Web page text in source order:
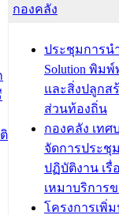
ความเรียบร้อ
องคมนตรี
สำนักทะเบีย
วารินชำราบ
บ้าน ทร.14 แ
ประชาชนบุค
ได้รับการเพิ่
(ท.ร.14) กร
อนุญาตให้มี
ประชุมคณะก
กองคลัง
ประชุมการน
Solution พิม
และสิ่งปลูกส
ส่วนท้องถิ่น
กองคลัง เทศ
จัดการประชุ
ปฏิบัติงาน เรื่
เหมาบริการ
โครงการเพิ่